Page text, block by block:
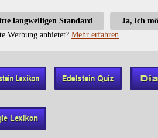
Ja, ich
langweiligen Standard
Werbung anbietet? Mehr erfahren